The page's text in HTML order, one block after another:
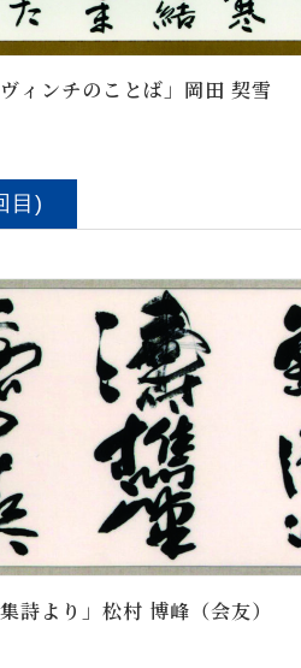
ヴィンチのことば」岡田 契雪
目)
集詩より」松村 博峰（会友）